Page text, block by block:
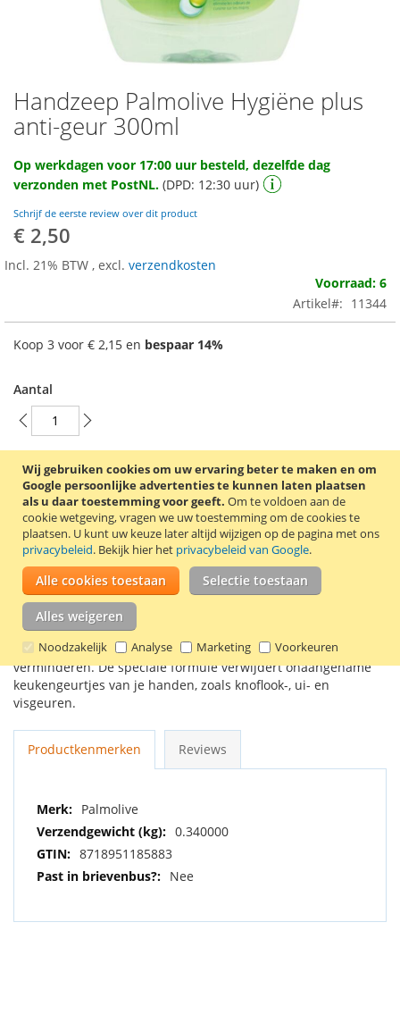
Wij gebruiken cookies om uw ervaring beter te maken en om
Google persoonlijke advertenties te kunnen laten plaatsen
als u daar toestemming voor geeft. Om te voldoen aan de
cookie wetgeving, vragen we uw toestemming om de cookies te
plaatsen. U kunt uw keuze later altijd wijzigen op de pagina met ons
privacybeleid. Bekijk hier het privacybeleid van Google.
Alle cookies toestaan Selectie toestaan
Alles weigeren
Noodzakelijk Analyse Marketing Voorkeuren
Ga
naar
het
van
de
gallerij
Handzeep Palmolive Hygiëne plus
anti-geur 300ml
Op werkdagen voor 17:00 uur besteld, dezelfde dag
verzonden met PostNL. (DPD: 12:30 uur)
Schrijf de eerste review over dit product
€ 2,50
Incl. 21% BTW , excl. verzendkosten
Voorraad: 6
Artikel
11344
Koop 3 voor € 2,15 en bespaar 14%
Aantal
In Winkelwagen
VOEG TOE AAN VERLANGLIJST
TOEVOEGEN OM TE VERGELIJKEN
Vloeibare handzeep met limoenextract. De handzeep helpt de
verspreiding van bacteriën tijdens het wassen te
verminderen. De speciale formule verwijdert onaangename
keukengeurtjes van je handen, zoals knoflook-, ui- en
visgeuren.
Productkenmerken Reviews
Meer
informatie
Palmolive
0.340000
8718951185883
Nee